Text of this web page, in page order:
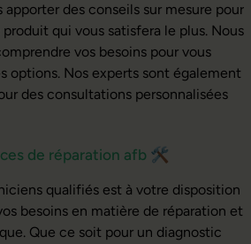
apporter des conseils sur mesure pour
qui vous satisfera le plus. Nous
vos besoins pour vous
options. Nos experts sont également
des consultations personnalisées
de réparation afb 🛠️
qualifiés est à votre disposition
besoins en matière de réparation et
Que ce soit pour un diagnostic